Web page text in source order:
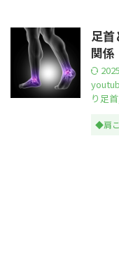
足首
関係
り足首
◆肩